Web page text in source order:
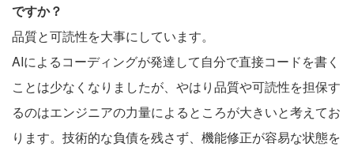
ですか？
品質と可読性を大事にしています。
AIによるコーディングが発達して自分で直接コードを書く
ことは少なくなりましたが、やはり品質や可読性を担保す
るのはエンジニアの力量によるところが大きいと考えてお
ります。技術的な負債を残さず、機能修正が容易な状態を